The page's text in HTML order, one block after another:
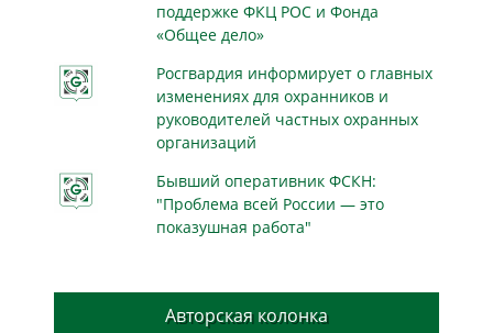
поддержке ФКЦ РОС и Фонда
«Общее дело»
Росгвардия информирует о главных
изменениях для охранников и
руководителей частных охранных
организаций
Бывший оперативник ФСКН:
"Проблема всей России — это
показушная работа"
Авторская колонка